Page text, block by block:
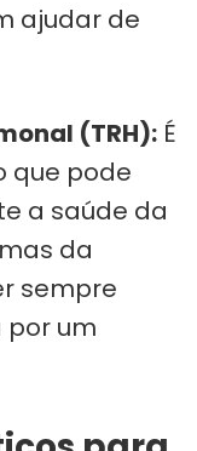
ajudar de
(TRH): É
que pode
a saúde da
da
sempre
um